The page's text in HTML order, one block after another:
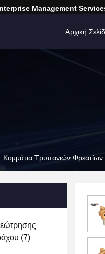
Management
Αρχική
Κομμάτια Τρυπανιών
(7)